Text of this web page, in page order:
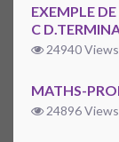
EXEMPLE
C
24940 Views
MATHS-
24896 Views